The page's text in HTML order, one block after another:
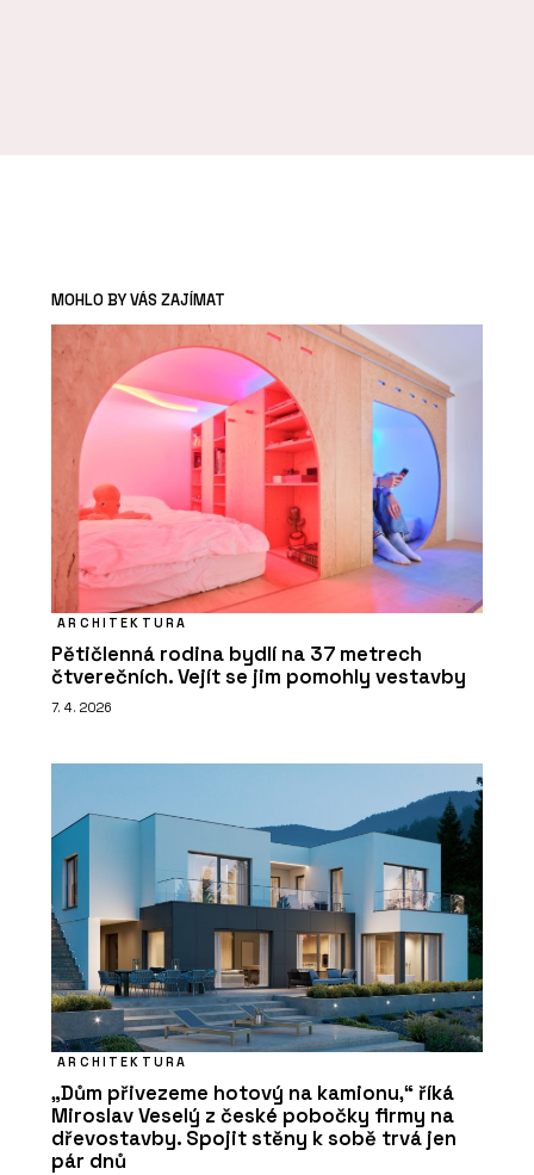
MOHLO BY VÁS ZAJÍMAT
ARCHITEKTURA
Pětičlenná rodina bydlí na 37 metrech
čtverečních. Vejít se jim pomohly vestavby
7. 4. 2026
ARCHITEKTURA
„Dům přivezeme hotový na kamionu,“ říká
Miroslav Veselý z české pobočky firmy na
dřevostavby. Spojit stěny k sobě trvá jen
pár dnů